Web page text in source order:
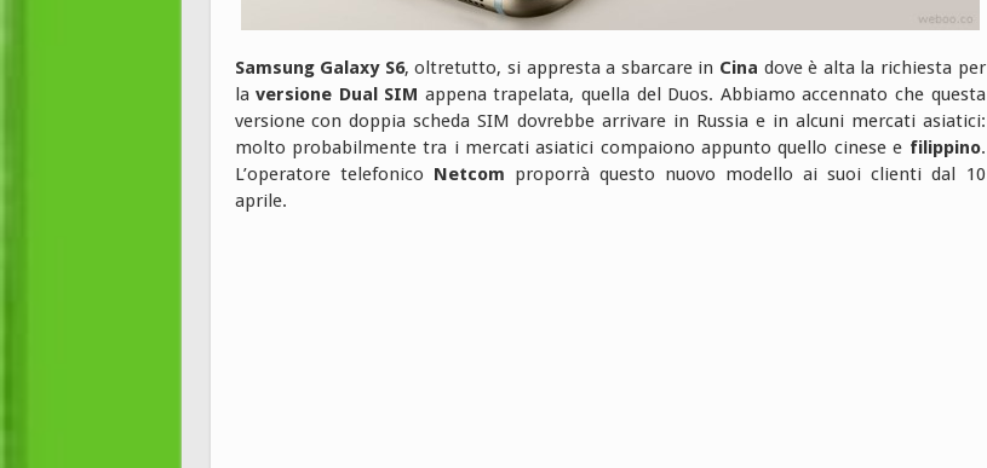
Samsung Galaxy S6, oltretutto, si appresta a sbarcare in Cina dove è alta la richiesta per
laversione Dual SIM appena trapelata, quella del Duos. Abbiamo accennato che questa
versione con doppia scheda SIM dovrebbe arrivare in Russia e in alcuni mercati asiatici:
molto probabilmente tra i mercati asiatici compaiono appunto quello cinese e filippino.
L’operatore telefonico Netcom proporrà questo nuovo modello ai suoi clienti dal 10
aprile.